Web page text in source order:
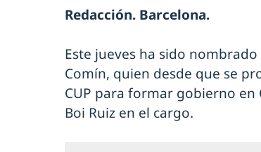
Redacción. Barcelona.
Este jueves ha sido
Comín, quien desde que se
CUP para formar gobierno en
Boi Ruiz en el cargo.